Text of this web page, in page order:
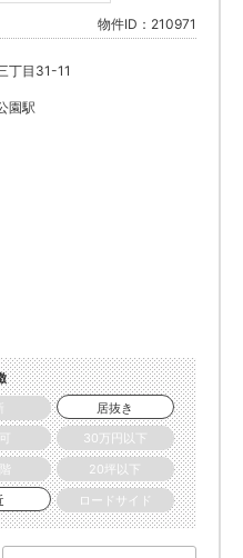
物件ID：210971
丁目31-11
園駅
居抜き
30万円以下
20坪以下
ロードサイド